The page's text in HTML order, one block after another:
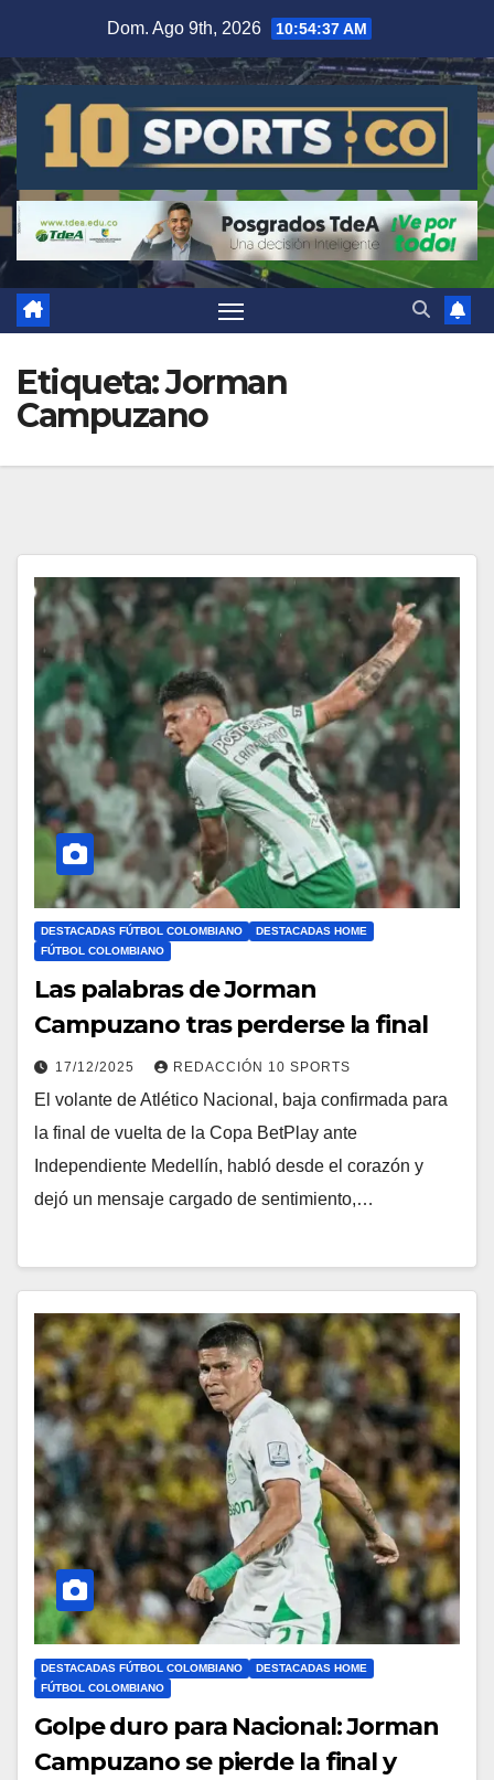
Dom. Ago 9th, 2026 10:54:40 AM
Etiqueta:Jorman
Campuzano
DESTACADAS FÚTBOL COLOMBIANO
DESTACADAS HOME
FÚTBOL COLOMBIANO
Las palabras de Jorman
Campuzano tras perderse la final
17/12/2025 REDACCIÓN 10 SPORTS
El volante de Atlético Nacional, baja confirmada para
la final de vuelta de la Copa BetPlay ante
Independiente Medellín, habló desde el corazón y
dejó un mensaje cargado de sentimiento,…
DESTACADAS FÚTBOL COLOMBIANO
DESTACADAS HOME
FÚTBOL COLOMBIANO
Golpe duro para Nacional: Jorman
Campuzano se pierde la final y